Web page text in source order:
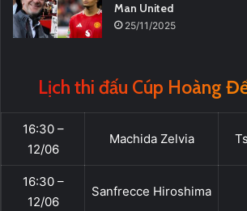
Man United
25/11/2025
Lịch thi đấu Cúp Hoàng
16:30 –
12/06
Machida Zelvia
16:30 –
12/06
Sanfrecce Hiroshima